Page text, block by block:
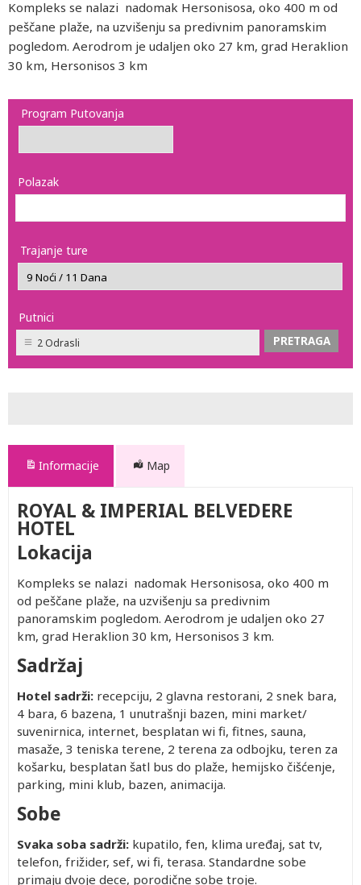
Kompleks se nalazi nadomak Hersonisosa, oko 400 m od
peščane plaže, na uzvišenju sa predivnim panoramskim
pogledom. Aerodrom je udaljen oko 27 km, grad Heraklion
30 km, Hersonisos 3 km
Program Putovanja
Polazak
Trajanje ture
Putnici
2 Odrasli
Informacije Map
ROYAL & IMPERIAL BELVEDERE
HOTEL
Lokacija
Kompleks se nalazi nadomak Hersonisosa, oko 400 m
od peščane plaže, na uzvišenju sa predivnim
panoramskim pogledom. Aerodrom je udaljen oko 27
km, grad Heraklion 30 km, Hersonisos 3 km.
Sadržaj
Hotel sadrži: recepciju, 2 glavna restorani, 2 snek bara,
4 bara, 6 bazena, 1 unutrašnji bazen, mini market/
suvenirnica, internet, besplatan wi fi, fitnes, sauna,
masaže, 3 teniska terene, 2 terena za odbojku, teren za
košarku, besplatan šatl bus do plaže, hemijsko čišćenje,
parking, mini klub, bazen, animacija.
Sobe
Svaka soba sadrži: kupatilo, fen, klima uređaj, sat tv,
telefon, frižider, sef, wi fi, terasa. Standardne sobe
primaju dvoje dece, porodične sobe troje.